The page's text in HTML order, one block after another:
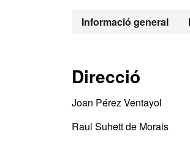
Informació general
Direcció
Joan Pérez Ventayol
Raul Suhett de Morais